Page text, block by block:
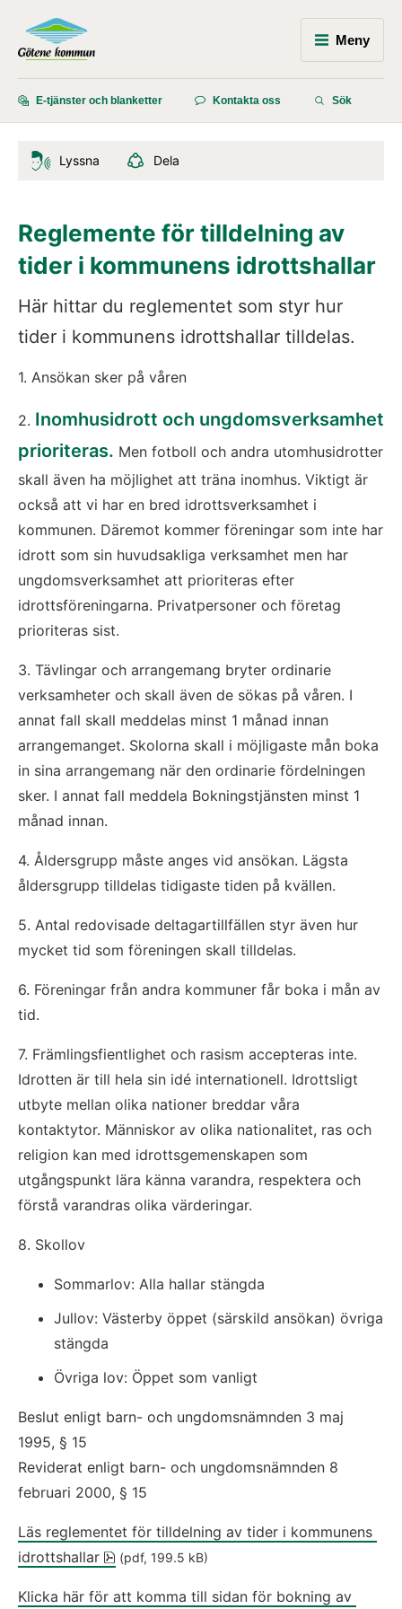
Meny
E-tjänster och blanketter Kontakta oss Sök
Lyssna Dela
Reglemente för tilldelning av
tider i kommunens idrottshallar
Här hittar du reglementet som styr hur
tider i kommunens idrottshallar tilldelas.
1. Ansökan sker på våren
2. Inomhusidrott och ungdomsverksamhet
prioriteras. Men fotboll och andra utomhusidrotter
skall även ha möjlighet att träna inomhus. Viktigt är
också att vi har en bred idrottsverksamhet i
kommunen. Däremot kommer föreningar som inte har
idrott som sin huvudsakliga verksamhet men har
ungdomsverksamhet att prioriteras efter
idrottsföreningarna. Privatpersoner och företag
prioriteras sist.
3. Tävlingar och arrangemang bryter ordinarie
verksamheter och skall även de sökas på våren. I
annat fall skall meddelas minst 1 månad innan
arrangemanget. Skolorna skall i möjligaste mån boka
in sina arrangemang när den ordinarie fördelningen
sker. I annat fall meddela Bokningstjänsten minst 1
månad innan.
4. Åldersgrupp måste anges vid ansökan. Lägsta
åldersgrupp tilldelas tidigaste tiden på kvällen.
5. Antal redovisade deltagartillfällen styr även hur
mycket tid som föreningen skall tilldelas.
6. Föreningar från andra kommuner får boka i mån av
tid.
7. Främlingsfientlighet och rasism accepteras inte.
Idrotten är till hela sin idé internationell. Idrottsligt
utbyte mellan olika nationer breddar våra
kontaktytor. Människor av olika nationalitet, ras och
religion kan med idrottsgemenskapen som
utgångspunkt lära känna varandra, respektera och
förstå varandras olika värderingar.
8. Skollov
Sommarlov: Alla hallar stängda
Jullov: Västerby öppet (särskild ansökan) övriga
stängda
Övriga lov: Öppet som vanligt
Beslut enligt barn- och ungdomsnämnden 3 maj
1995, § 15
Reviderat enligt barn- och ungdomsnämnden 8
februari 2000, § 15
Läs reglementet för tilldelning av tider i kommunens
idrottshallar
pdf, 199.5 kB, öppnas i nytt fönster.
(pdf, 199.5 kB)
Klicka här för att komma till sidan för bokning av